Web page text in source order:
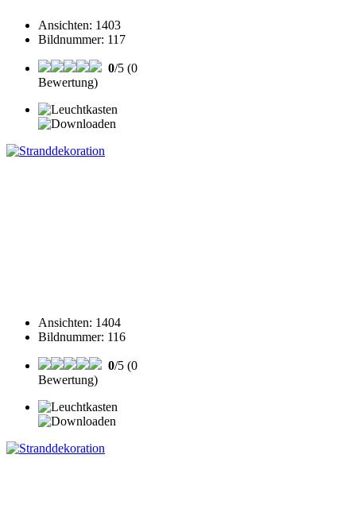
Ansichten: 1403
Bildnummer: 117
0/5 (0
Bewertung)
Ansichten: 1404
Bildnummer: 116
0/5 (0
Bewertung)